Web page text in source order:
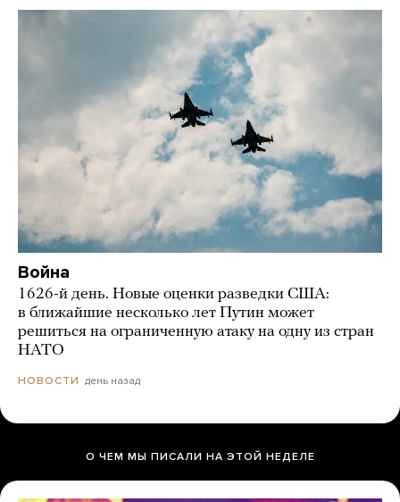
Война
1626-й день. Новые оценки разведки США:
в ближайшие несколько лет Путин может
решиться на ограниченную атаку на одну из стран
НАТО
НОВОСТИ день назад
О ЧЕМ МЫ ПИСАЛИ НА ЭТОЙ НЕДЕЛЕ